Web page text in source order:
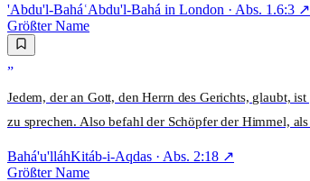
'Abdu'l-BaháʿAbdu'l-Bahá in London · Abs. 1.6:3 ↗
Größter Name
„
Jedem, der an Gott, den Herrn des Gerichts, glaubt,
zu sprechen. Also befahl der Schöpfer der Himmel,
Bahá'u'lláhKitáb-i-Aqdas · Abs. 2:18 ↗
Größter Name